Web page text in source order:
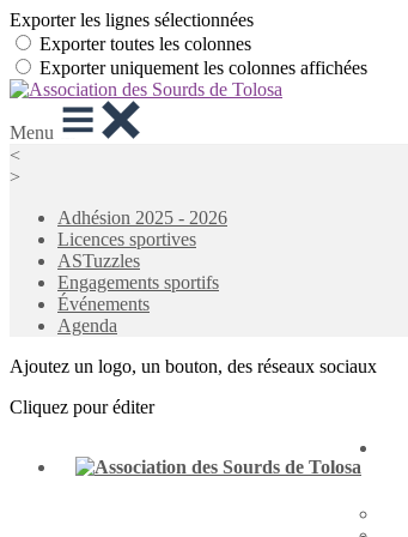
Exporter les lignes sélectionnées
Exporter toutes les colonnes
Exporter uniquement les colonnes affichées
Menu
<
>
Adhésion 2025 - 2026
Licences sportives
ASTuzzles
Engagements sportifs
Événements
Agenda
Ajoutez un logo, un bouton, des réseaux sociaux
Cliquez pour éditer